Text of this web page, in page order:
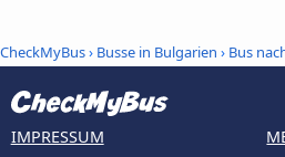
CheckMyBus› Busse in Bulgarien › Bus
IMPRESSUM